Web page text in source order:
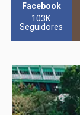
Facebook
103K
Seguidores